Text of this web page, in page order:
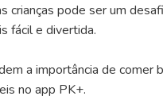
crianças pode ser um
fácil e divertida.
a importância de comer
no app PK+.